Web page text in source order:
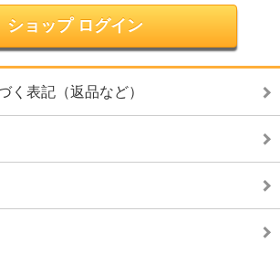
ショップ ログイン
く表記（返品など）